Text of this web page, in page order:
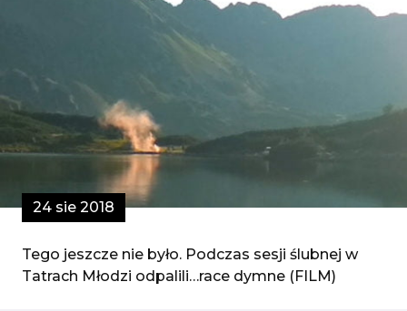
24 sie 2018
Tego jeszcze nie było. Podczas sesji ślubnej w
Tatrach Młodzi odpalili…race dymne (FILM)